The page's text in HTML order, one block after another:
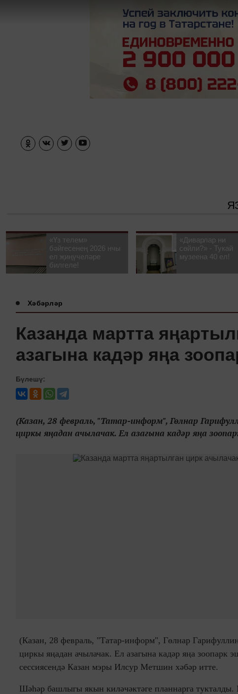
«Үз телем»
бәйгесенең 2026 нчы
ел җиңүчеләре
билгеле!
«Диварлар ни
сөйли?» - Тукай
музеена 40 ел!
Хәбәрләр
Казанда мартта
азагына кадәр яңа
Бүлешү:
(Казан, 28 февраль, "Татар-информ", Гөлнар
циркы яңадан ачылачак. Ел азагына кадәр яңа
(Казан, 28 февраль, "Татар-информ", Гөлнар
циркы яңадан ачылачак. Ел азагына кадәр яңа зоопарк
сессиясендә Казан мэры Илсур Метшин хәбәр итте.
Шәһәр башлыгы якын киләчәктәге планнарга